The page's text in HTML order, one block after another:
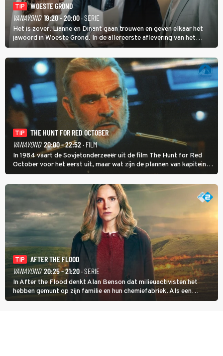
TIP
WOESTE GROND
VANAVOND 19:20 - 20:00· SERIE
Het is zover. Lianne en Dinant gaan trouwen en geven elkaar het
jawoord in Woeste Grond. In de allereerste aflevering van het
eerste seizoen kwam Lianne vanuit de Randstad naar Twente. Daar
is ze inmiddels helemaal op haar plek.
TIP
THE HUNT FOR RED OCTOBER
VANAVOND 20:00 - 22:52· FILM
In 1984 vaart de Sovjetonderzeeër uit de film The Hunt for Red
October voor het eerst uit, maar wat zijn de plannen van kapitein
Marko Ramius?
TIP
AFTER THE FLOOD
VANAVOND 20:25 - 21:20· SERIE
In After the Flood denkt Alan Benson dat milieuactivisten het
hebben gemunt op zijn familie en hun chemiefabriek. Als een
brandende boodschap in het veen de boel op scherp zet, besluit